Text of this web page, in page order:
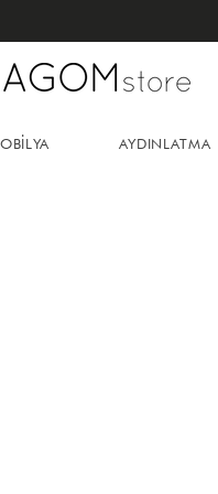
AYDINLATMA